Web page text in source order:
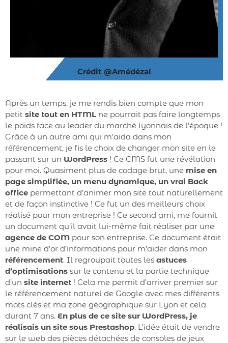
Crédit @Amédézal
Après un temps, je me rendis bien compte que mon
petit site tout en HTML ne pourrait pas faire longtemps
le poids face au leader du marché lyonnais de l’époque !
Grâce à un autre ami qui m’aida dans mon
référencement, je fis le choix de changer mon site en le
passant sur un WordPress ! Ce CMS fut une révélation
pour moi. Quasiment plus de codage brut, une mise en
page simplifiée, un menu dynamique, un vrai Back
office permettant d’animer mon site tout naturellement
et de façon instinctive ! Ce fut un des meilleurs choix
réalisé pour mon entreprise ! Ce second ami, me fournit
un document qu’il avait lui-même fait réaliser par une
agence de COM pour son entreprise. Ce document était
une mine d’or d’informations pour m’aider dans mon
référencement. Il regroupait toutes les astuces
d’optimisations sur le contenu et la partie technique
d’un site internet ! Cela me permit d’arriver premier sur
le référencement naturel de Google avec mes différents
mots clés et ma zone géographique sur Lyon et cela
durant 7 ans. En plus de ce site sur WordPress, je
réalisais un site sous Prestashop. L’idée était de vendre
sur le web des pièces détachées de consoles de jeux